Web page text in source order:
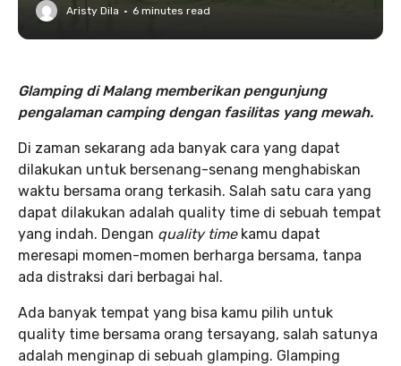
Aristy Dila · 6 minutes read
Glamping di Malang memberikan pengunjung
pengalaman camping dengan fasilitas yang mewah.
Di zaman sekarang ada banyak cara yang dapat
dilakukan untuk bersenang-senang menghabiskan
waktu bersama orang terkasih. Salah satu cara yang
dapat dilakukan adalah quality time di sebuah tempat
yang indah. Dengan quality timekamu dapat
meresapi momen-momen berharga bersama, tanpa
ada distraksi dari berbagai hal.
Ada banyak tempat yang bisa kamu pilih untuk
quality time bersama orang tersayang, salah satunya
adalah menginap di sebuah glamping. Glamping